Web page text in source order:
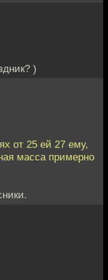
)
от 25 ей 27 ему,
масса примерно